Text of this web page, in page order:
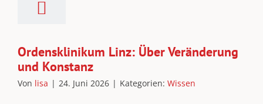
Ordensklinikum Linz: Über Veränderung
und Konstanz
Von lisa | 24. Juni 2026 | Kategorien: Wissen